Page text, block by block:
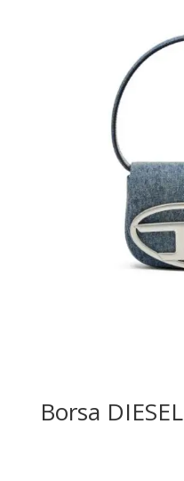
Borsa DIESEL